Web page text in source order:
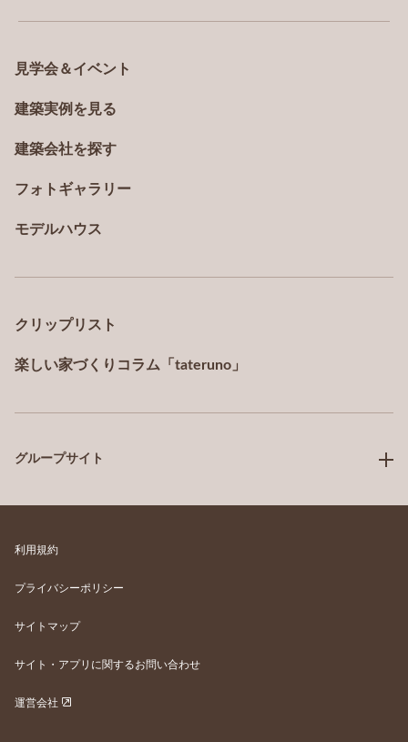
見学会＆イベント
建築実例を見る
建築会社を探す
フォトギャラリー
モデルハウス
クリップリスト
楽しい家づくりコラム「tateruno」
グループサイト
利用規約
プライバシーポリシー
サイトマップ
サイト・アプリに関するお問い合わせ
運営会社